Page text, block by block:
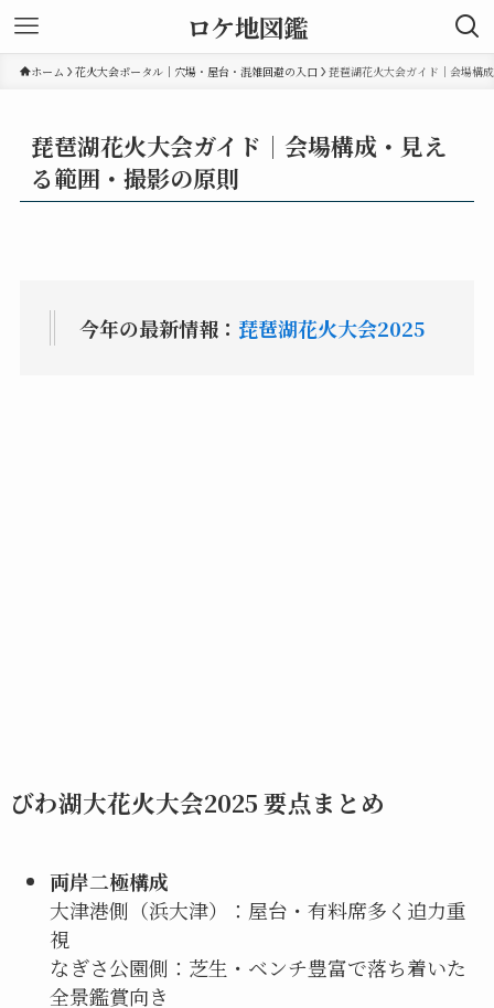
ロケ地図鑑
ホーム 花火大会ポータル｜穴場・屋台・混雑回避の入口 琵琶湖花火大会ガイド｜会場構
琵琶湖花火大会ガイド｜会場構成・見え
る範囲・撮影の原則
今年の最新情報： 琵琶湖花火大会2025
びわ湖大花火大会2025 要点まとめ
両岸二極構成
大津港側（浜大津）：屋台・有料席多く迫力重
視
なぎさ公園側：芝生・ベンチ豊富で落ち着いた
全景鑑賞向き